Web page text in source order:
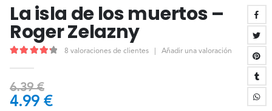
La isla de los muertos –
Roger Zelazny
8 valoraciones de clientes Añadir una valoración
6.39€
4.99 €